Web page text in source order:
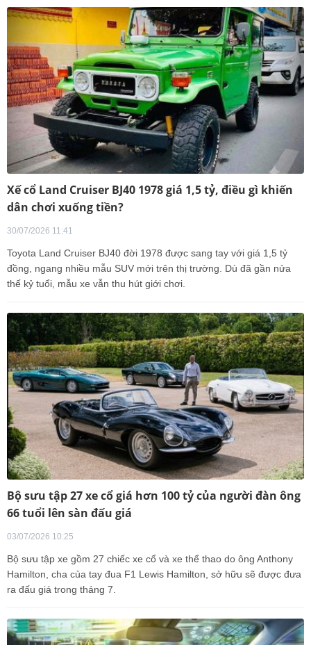
Xế cổ Land Cruiser BJ40 1978 giá 1,5 tỷ, điều gì khiến
dân chơi xuống tiền?
30/07/2026 11:41
Toyota Land Cruiser BJ40 đời 1978 được sang tay với giá 1,5 tỷ
đồng, ngang nhiều mẫu SUV mới trên thị trường. Dù đã gần nửa
thế kỷ tuổi, mẫu xe vẫn thu hút giới chơi.
Bộ sưu tập 27 xe cổ giá hơn 100 tỷ của người đàn ông
66 tuổi lên sàn đấu giá
03/07/2026 10:25
Bộ sưu tập xe gồm 27 chiếc xe cổ và xe thể thao do ông Anthony
Hamilton, cha của tay đua F1 Lewis Hamilton, sở hữu sẽ được đưa
ra đấu giá trong tháng 7.